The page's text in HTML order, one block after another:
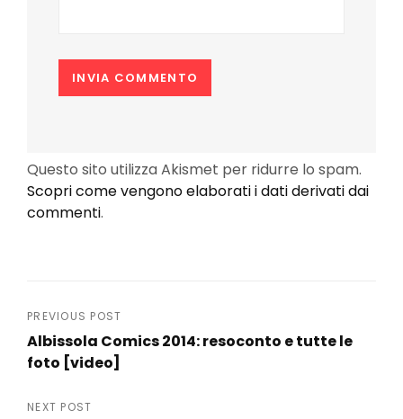
Questo sito utilizza Akismet per ridurre lo spam.
Scopri come vengono elaborati i dati derivati dai
commenti.
Navigazione
articoli
PREVIOUS POST
Albissola Comics 2014: resoconto e tutte le
foto [video]
Post
NEXT POST